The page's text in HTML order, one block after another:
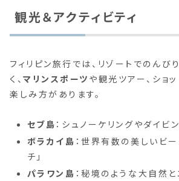
観光＆アクティビティ
フィリピン旅行では、リゾートでのんび
く、マリンスポーツ や観光ツアー、ショ
楽しみ方があります。
セブ島 ：シュノーケリングやダイビ
ボラカイ島 ：世界有数の美しいビー
チ」
パラワン島 ：秘境のような大自然